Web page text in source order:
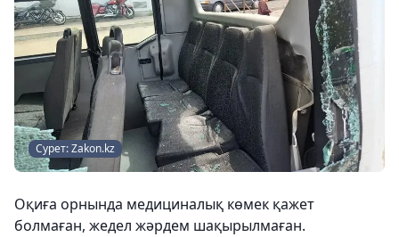
Сурет: Zakon.kz
Оқиға орнында медициналық көмек қажет
болмаған, жедел жәрдем шақырылмаған.